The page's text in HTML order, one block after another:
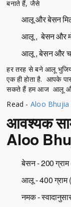
बनाते हैं, जैसे
आलू और बेसन
आलू , बेसन और
आलू , बेसन और
हर तरह से बने आलू
एक ही होता है. आपके
सकते हैं हम आज आलू और
Read - Aloo Bhujia
आवश्यक
Aloo
बेसन - 200
आलू - 400 ग्राम
नमक -